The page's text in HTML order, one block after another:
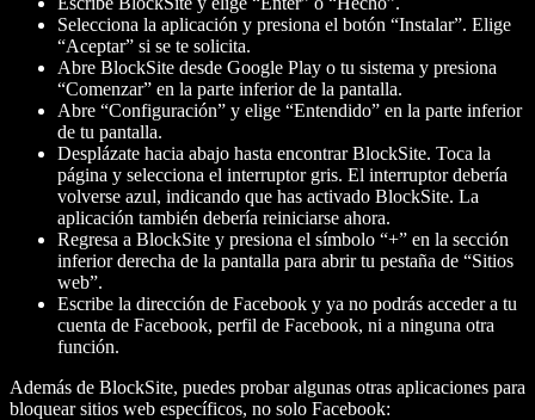
Selecciona la aplicación y presiona el botón “Instalar”. Elige
“Aceptar” si se te solicita.
Abre BlockSite desde Google Play o tu sistema y presiona
“Comenzar” en la parte inferior de la pantalla.
Abre “Configuración” y elige “Entendido” en la parte inferior
de tu pantalla.
Desplázate hacia abajo hasta encontrar BlockSite. Toca la
página y selecciona el interruptor gris. El interruptor debería
volverse azul, indicando que has activado BlockSite. La
aplicación también debería reiniciarse ahora.
Regresa a BlockSite y presiona el símbolo “+” en la sección
inferior derecha de la pantalla para abrir tu pestaña de “Sitios
web”.
Escribe la dirección de Facebook y ya no podrás acceder a tu
cuenta de Facebook, perfil de Facebook, ni a ninguna otra
función.
Además de BlockSite, puedes probar algunas otras aplicaciones para
bloquear sitios web específicos, no solo Facebook: